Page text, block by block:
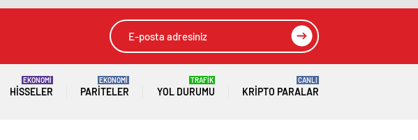
HISSELER
EKONOMİ
PARITELER
EKONOMİ
YOL DURUMU
TRAFİK
KRIPTO PARALAR
CANLI